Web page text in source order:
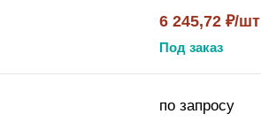
6 245,72 ₽/шт
Под заказ
по запросу